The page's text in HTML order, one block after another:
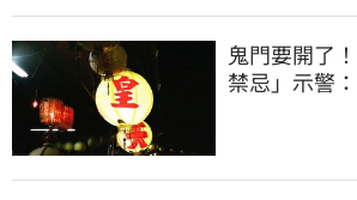
鬼門要開了
禁忌」示警